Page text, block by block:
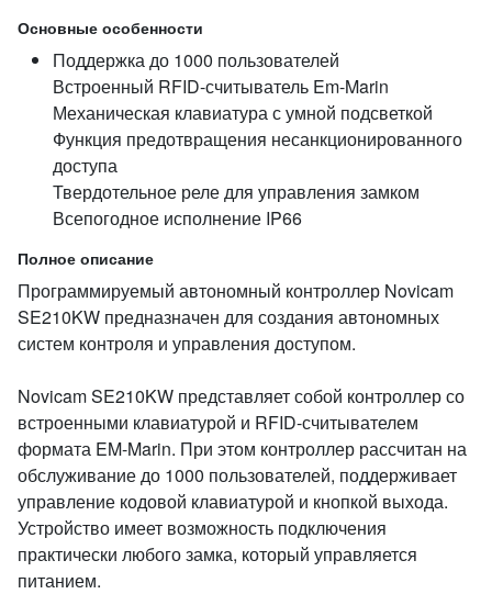
Основные особенности
Поддержка до 1000 пользователей
Встроенный RFID-считыватель Em-Marin
Механическая клавиатура с умной подсветкой
Функция предотвращения несанкционированного
доступа
Твердотельное реле для управления замком
Всепогодное исполнение IP66
Полное описание
Программируемый автономный контроллер Novicam
SE210KW предназначен для создания автономных
систем контроля и управления доступом.
Novicam SE210KW представляет собой контроллер со
встроенными клавиатурой и RFID-считывателем
формата EM-Marin. При этом контроллер рассчитан на
обслуживание до 1000 пользователей, поддерживает
управление кодовой клавиатурой и кнопкой выхода.
Устройство имеет возможность подключения
практически любого замка, который управляется
питанием.